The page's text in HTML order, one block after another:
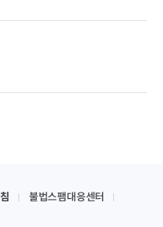
불법스팸대응센터